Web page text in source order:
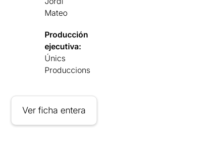
Mateo
Producción
ejecutiva:
Únics
Produccions
Ver ficha entera